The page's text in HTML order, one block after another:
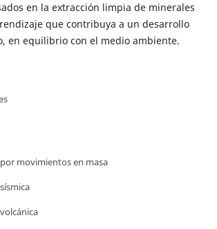
en la extracción limpia de minerales
que contribuya a un desarrollo
en equilibrio con el medio ambiente.
movimientos en masa